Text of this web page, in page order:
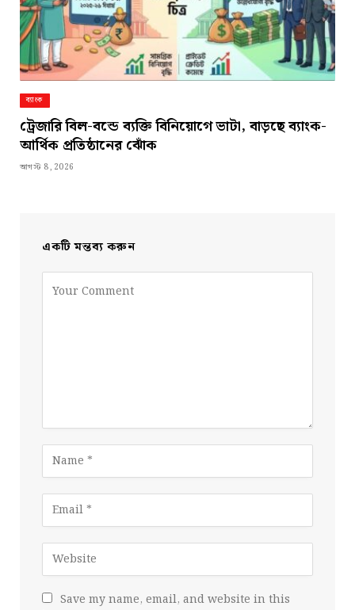
ব্যাংক
ট্রেজারি বিল-বন্ডে ব্যক্তি বিনিয়োগে ভাটা, বাড়ছে ব্যাংক-
আর্থিক প্রতিষ্ঠানের ঝোঁক
আগস্ট 8, 2026
একটি মন্তব্য করুন
Save my name, email, and website in this